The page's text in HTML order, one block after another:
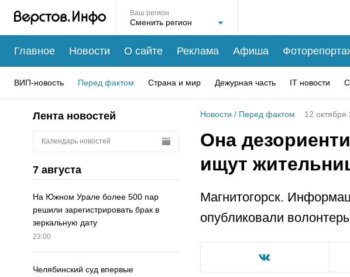
Ваш регион
Главное Новости О сайте Реклама Афиша
ВИП-новость Перед фактом Страна и мир Дежурная часть IT новости
Лента новостей
Календарь новостей
7 августа
На Южном Урале более 500 пар
решили зарегистрировать брак в
зеркальную дату
23:00
Челябинский суд впервые
Новости / Перед фактом 12 октября
Она
ищут
Магнитогорск.
опубликовали